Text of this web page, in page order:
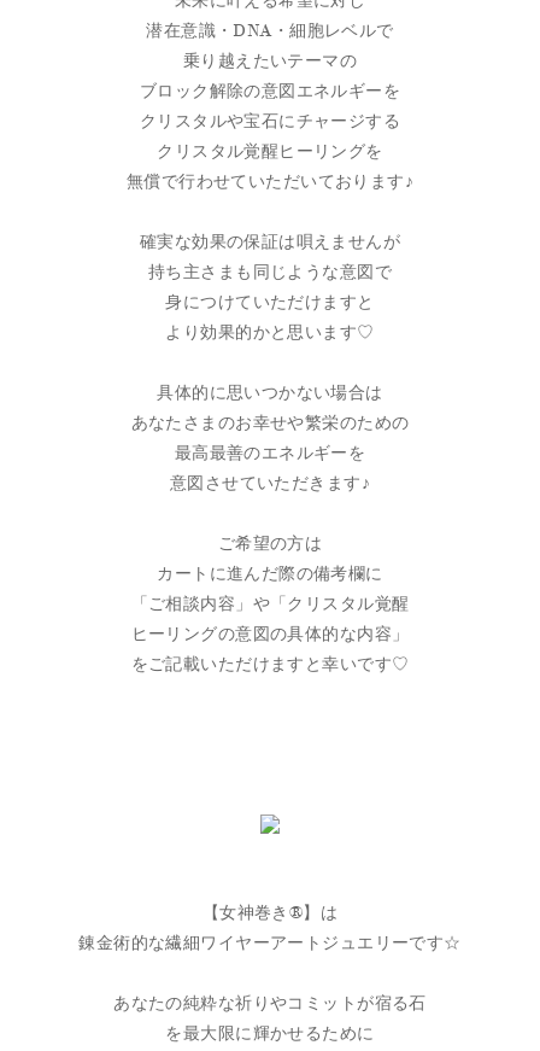
潜在意識・DNA・細胞レベルで
乗り越えたいテーマの
ブロック解除の意図エネルギーを
クリスタルや宝石にチャージする
クリスタル覚醒ヒーリングを
無償で行わせていただいております♪
確実な効果の保証は唄えませんが
持ち主さまも同じような意図で
身につけていただけますと
より効果的かと思います♡
具体的に思いつかない場合は
あなたさまのお幸せや繁栄のための
最高最善のエネルギーを
意図させていただきます♪
ご希望の方は
カートに進んだ際の備考欄に
「ご相談内容」や「クリスタル覚醒
ヒーリングの意図の具体的な内容」
をご記載いただけますと幸いです♡
【女神巻き®】は
錬金術的な繊細ワイヤーアートジュエリーです☆
あなたの純粋な祈りやコミットが宿る石
を最大限に輝かせるために